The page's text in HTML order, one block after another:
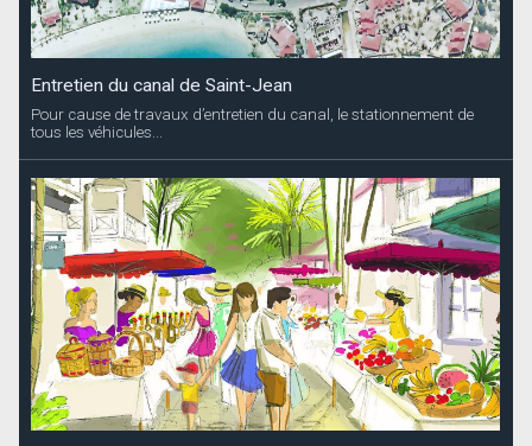
Entretien du canal de Saint-Jean
Pour cause de travaux d’entretien du canal, le stationnement de
tous les véhicules...